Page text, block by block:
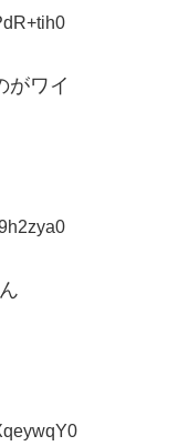
がワイ